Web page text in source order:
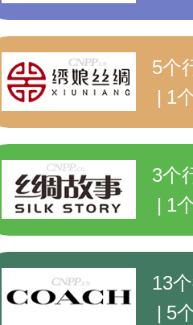
5
5个
1
专
3个
1
专
13
5